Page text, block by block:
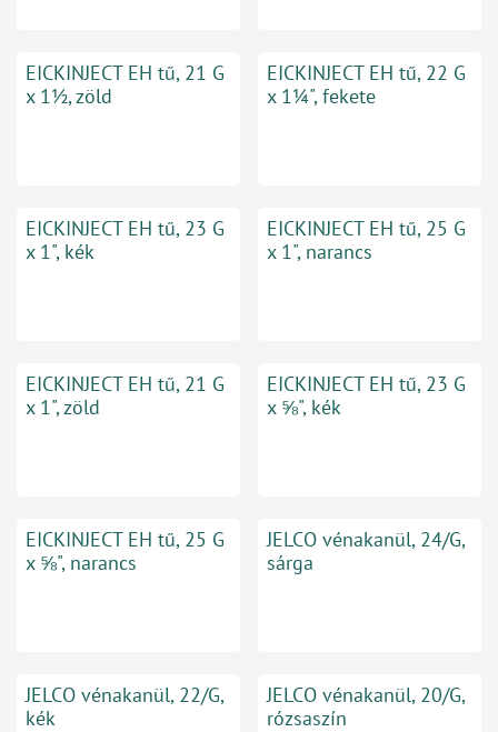
EICKINJECT EH tű, 21 G
x 1½, zöld
EICKINJECT EH tű, 22 G
x 1¼", fekete
EICKINJECT EH tű, 23 G
x 1", kék
EICKINJECT EH tű, 25 G
x 1", narancs
EICKINJECT EH tű, 21 G
x 1", zöld
EICKINJECT EH tű, 23 G
x ⅝", kék
EICKINJECT EH tű, 25 G
x ⅝", narancs
JELCO vénakanül, 24/G,
sárga
JELCO vénakanül, 22/G,
kék
JELCO vénakanül, 20/G,
rózsaszín